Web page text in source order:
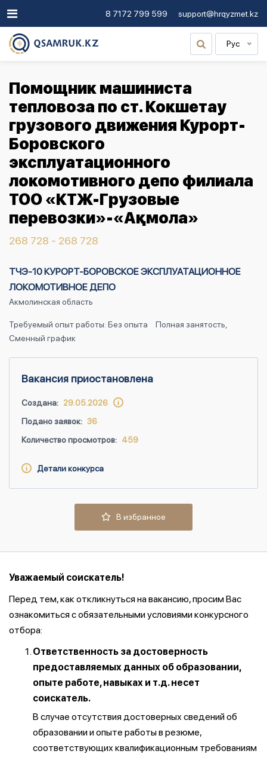
8 7172 799 599 support@hrqyzmet.kz
Рус
Помощник машиниста
тепловоза по ст. Кокшетау
грузового движения Курорт-
Боровского
эксплуатационного
локомотивного депо филиала
ТОО «КТЖ-Грузовые
перевозки»-«Ақмола»
268 728 - 268 728
ТЧЭ-10 КУРОРТ-БОРОВСКОЕ ЭКСПЛУАТАЦИОННОЕ
ЛОКОМОТИВНОЕ ДЕПО
Акмолинская область
Требуемый опыт работы: Без опыта
Полная занятость,
Сменный график
Вакансия приостановлена
Создана: 29.05.2026
Подано заявок: 36
Количество просмотров: 459
Детали конкурса
В избранное
Уважаемый соискатель!
Перед тем, как откликнуться на вакансию, просим Вас
ознакомиться с обязательными условиями конкурсного
отбора:
Ответственность за достоверность
предоставляемых данных об образовании,
опыте работе, навыках и т.д. несет
соискатель.
В случае отсутствия достоверных сведений об
образовании и опыте работы в резюме,
соответствующих квалификационным требованиям